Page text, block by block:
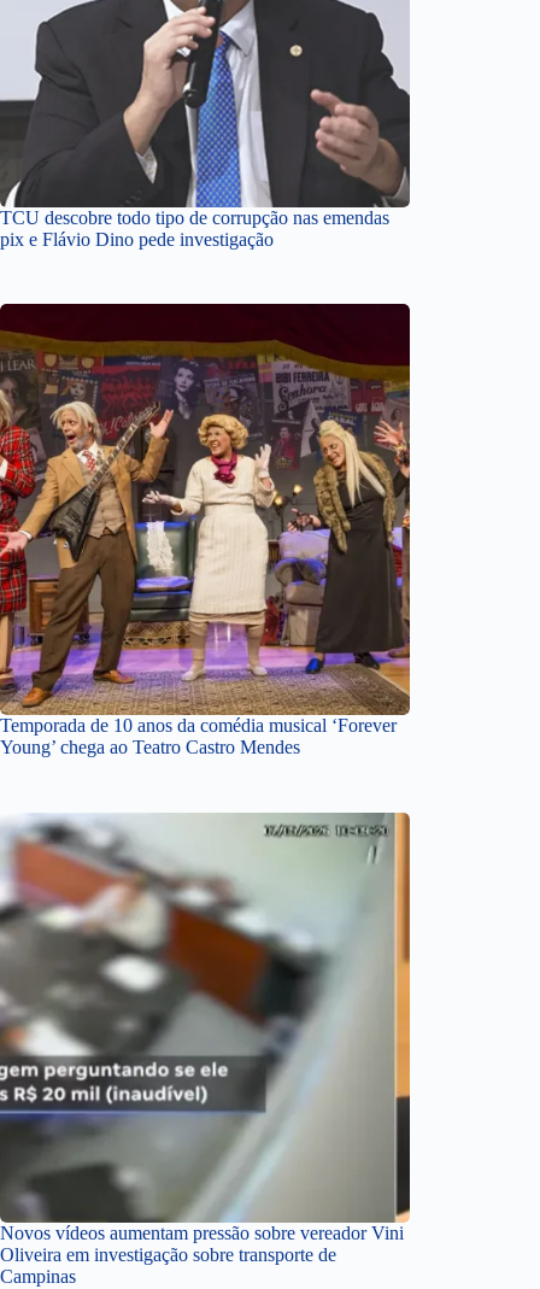
TCU descobre todo tipo de corrupção nas emendas
pix e Flávio Dino pede investigação
Temporada de 10 anos da comédia musical ‘Forever
Young’ chega ao Teatro Castro Mendes
Novos vídeos aumentam pressão sobre vereador Vini
Oliveira em investigação sobre transporte de
Campinas